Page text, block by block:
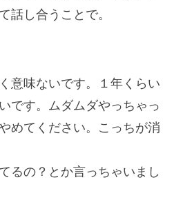
話し合うことで。
意味ないです。１年くらい
です。ムダムダやっちゃっ
めてください。こっちが消
るの？とか言っちゃいまし